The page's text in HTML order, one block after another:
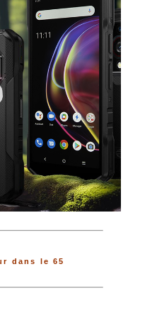
dans le 65